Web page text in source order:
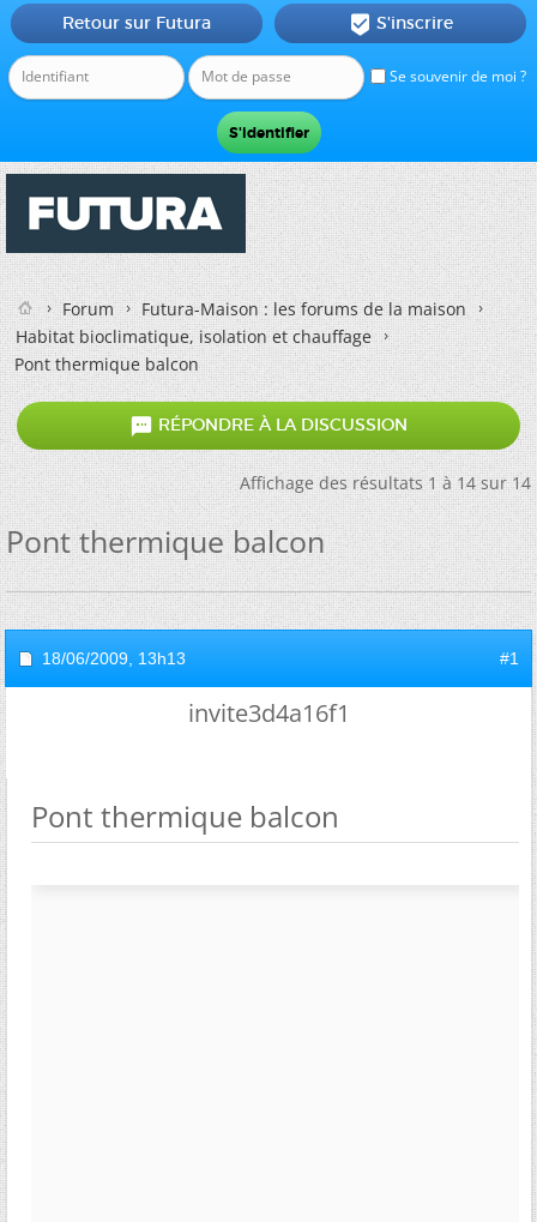
Se souvenir de moi ?
Retour sur Futura  S'inscrire
Forum
Futura-Maison : les forums de la maison
Habitat bioclimatique, isolation et chauffage
Pont thermique balcon
 RÉPONDRE À LA DISCUSSION
Affichage des résultats 1 à 14 sur 14
Pont thermique balcon
18/06/2009, 13h13 #1
invite3d4a16f1
Pont thermique balcon